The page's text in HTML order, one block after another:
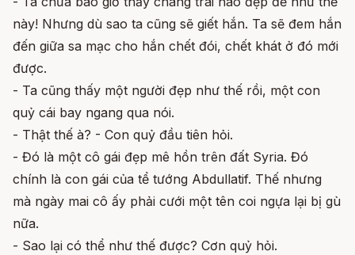
này! Nhưng dù sao ta cũng sẽ giết hắn. Ta sẽ đem hắn
đến giữa sa mạc cho hắn chết đói, chết khát ở đó mới
được.
- Ta cũng thấy một người đẹp như thế rồi, một con
quỷ cái bay ngang qua nói.
- Thật thế à? - Con quỷ đầu tiên hỏi.
- Đó là một cô gái đẹp mê hồn trên đất Syria. Đó
chính là con gái của tể tướng Abdullatif. Thế nhưng
mà ngày mai cô ấy phải cưới một tên coi ngựa lại bị gù
nữa.
- Sao lại có thể như thế được? Cơn quỷ hỏi.